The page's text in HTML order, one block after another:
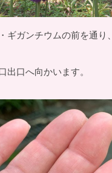
ギガンチウムの前を通り、
出口へ向かいます。